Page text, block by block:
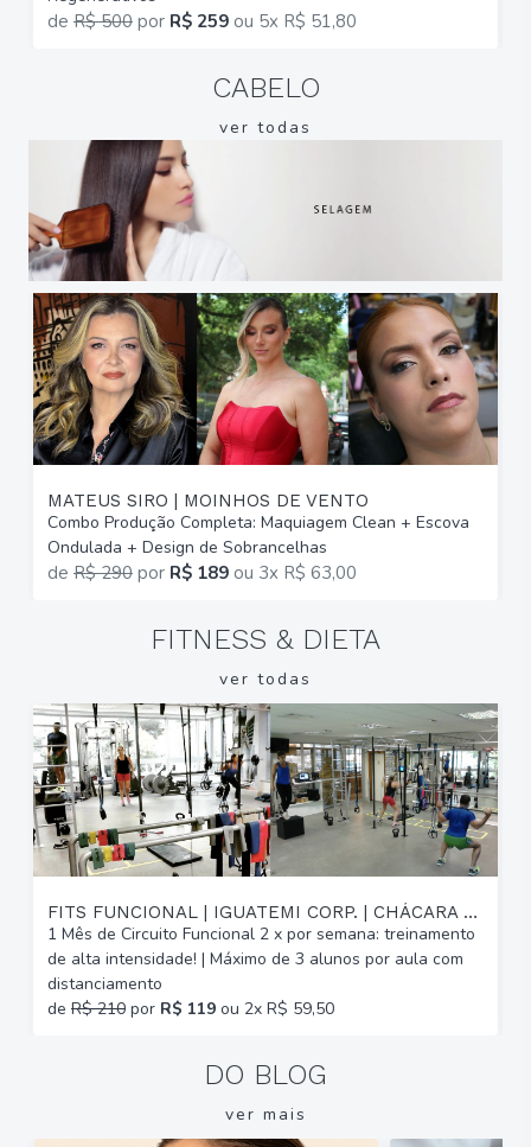
de R$ 500 por R$ 259 ou 5x R$ 51,80
CABELO
ver todas
MATEUS SIRO | MOINHOS DE VENTO
Combo Produção Completa: Maquiagem Clean + Escova
Ondulada + Design de Sobrancelhas
de R$ 290 por R$ 189 ou 3x R$ 63,00
FITNESS & DIETA
ver todas
FITS FUNCIONAL | IGUATEMI CORP. | CHÁCARA DAS PEDRAS
1 Mês de Circuito Funcional 2 x por semana: treinamento
de alta intensidade! | Máximo de 3 alunos por aula com
distanciamento
de R$ 210 por R$ 119 ou 2x R$ 59,50
DO BLOG
ver mais